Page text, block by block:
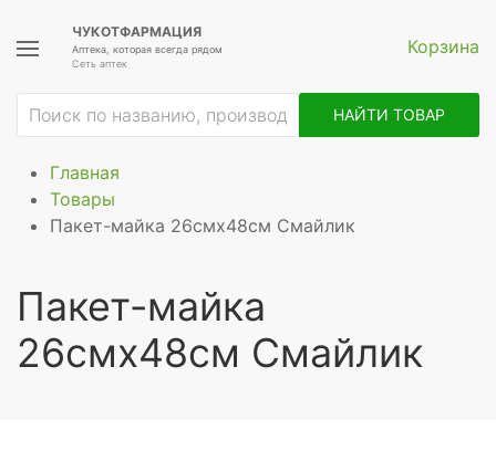
ЧУКОТФАРМАЦИЯ
Аптека, которая всегда рядом
Сеть аптек
Корзина
НАЙТИ ТОВАР
Главная
Товары
Пакет-майка 26смх48см Смайлик
Пакет-майка
26смх48см Смайлик